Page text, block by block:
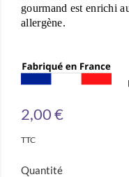
gourmand est enrichi
allergène.
2,00 €
TTC
Quantité